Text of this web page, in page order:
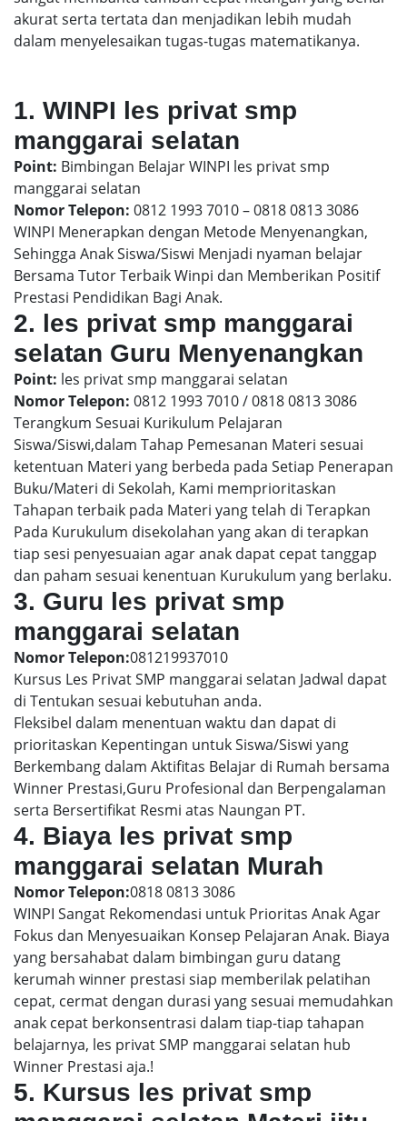
akurat serta tertata dan menjadikan lebih mudah
dalam menyelesaikan tugas-tugas matematikanya.
1. WINPI les privat smp
manggarai selatan
Point: Bimbingan Belajar WINPI les privat smp
manggarai selatan
Nomor Telepon: 0812 1993 7010 – 0818 0813 3086
WINPI Menerapkan dengan Metode Menyenangkan,
Sehingga Anak Siswa/Siswi Menjadi nyaman belajar
Bersama Tutor Terbaik Winpi dan Memberikan Positif
Prestasi Pendidikan Bagi Anak.
2. les privat smp manggarai
selatan Guru Menyenangkan
Point: les privat smp manggarai selatan
Nomor Telepon: 0812 1993 7010 / 0818 0813 3086
Terangkum Sesuai Kurikulum Pelajaran
Siswa/Siswi,dalam Tahap Pemesanan Materi sesuai
ketentuan Materi yang berbeda pada Setiap Penerapan
Buku/Materi di Sekolah, Kami memprioritaskan
Tahapan terbaik pada Materi yang telah di Terapkan
Pada Kurukulum disekolahan yang akan di terapkan
tiap sesi penyesuaian agar anak dapat cepat tanggap
dan paham sesuai kenentuan Kurukulum yang berlaku.
3. Guru les privat smp
manggarai selatan
Nomor Telepon:081219937010
Kursus Les Privat SMP manggarai selatan Jadwal dapat
di Tentukan sesuai kebutuhan anda.
Fleksibel dalam menentuan waktu dan dapat di
prioritaskan Kepentingan untuk Siswa/Siswi yang
Berkembang dalam Aktifitas Belajar di Rumah bersama
Winner Prestasi,Guru Profesional dan Berpengalaman
serta Bersertifikat Resmi atas Naungan PT.
4. Biaya les privat smp
manggarai selatan Murah
Nomor Telepon:0818 0813 3086
WINPI Sangat Rekomendasi untuk Prioritas Anak Agar
Fokus dan Menyesuaikan Konsep Pelajaran Anak. Biaya
yang bersahabat dalam bimbingan guru datang
kerumah winner prestasi siap memberilak pelatihan
cepat, cermat dengan durasi yang sesuai memudahkan
anak cepat berkonsentrasi dalam tiap-tiap tahapan
belajarnya, les privat SMP manggarai selatan hub
Winner Prestasi aja.!
5. Kursus les privat smp